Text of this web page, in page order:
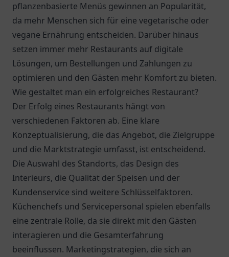
pflanzenbasierte Menüs gewinnen an Popularität,
da mehr Menschen sich für eine vegetarische oder
vegane Ernährung entscheiden. Darüber hinaus
setzen immer mehr Restaurants auf digitale
Lösungen, um Bestellungen und Zahlungen zu
optimieren und den Gästen mehr Komfort zu bieten.
Wie gestaltet man ein erfolgreiches Restaurant?
Der Erfolg eines Restaurants hängt von
verschiedenen Faktoren ab. Eine klare
Konzeptualisierung, die das Angebot, die Zielgruppe
und die Marktstrategie umfasst, ist entscheidend.
Die Auswahl des Standorts, das Design des
Interieurs, die Qualität der Speisen und der
Kundenservice sind weitere Schlüsselfaktoren.
Küchenchefs und Servicepersonal spielen ebenfalls
eine zentrale Rolle, da sie direkt mit den Gästen
interagieren und die Gesamterfahrung
beeinflussen. Marketingstrategien, die sich an